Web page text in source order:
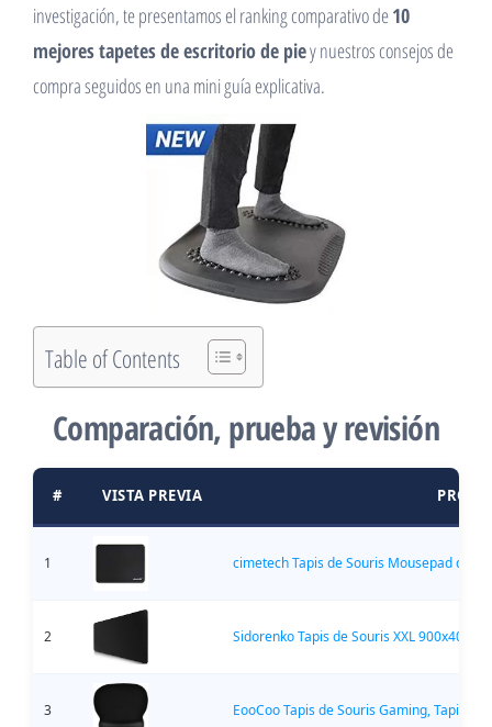
investigación, te presentamos el ranking comparativo de10
mejores tapetes de escritorio de piey nuestros consejos de
compra seguidos en una mini guía explicativa.
Table of Contents
Comparación, prueba y revisión
# VISTA PREVIA
1 cimetech Tapis de Souris Mousepad de
2 Sidorenko Tapis de Souris XXL 900x400
3 EooCoo Tapis de Souris Gaming, Tapis